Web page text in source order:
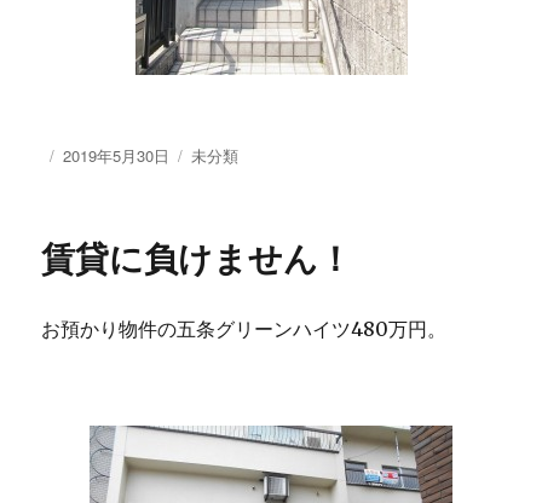
投
2019年5月30日
カ
ー
未分類
賃貸に負けません！
お預かり物件の五条グリーンハイツ480万円。